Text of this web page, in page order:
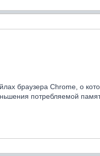
браузера Chrome, о
потребляемой